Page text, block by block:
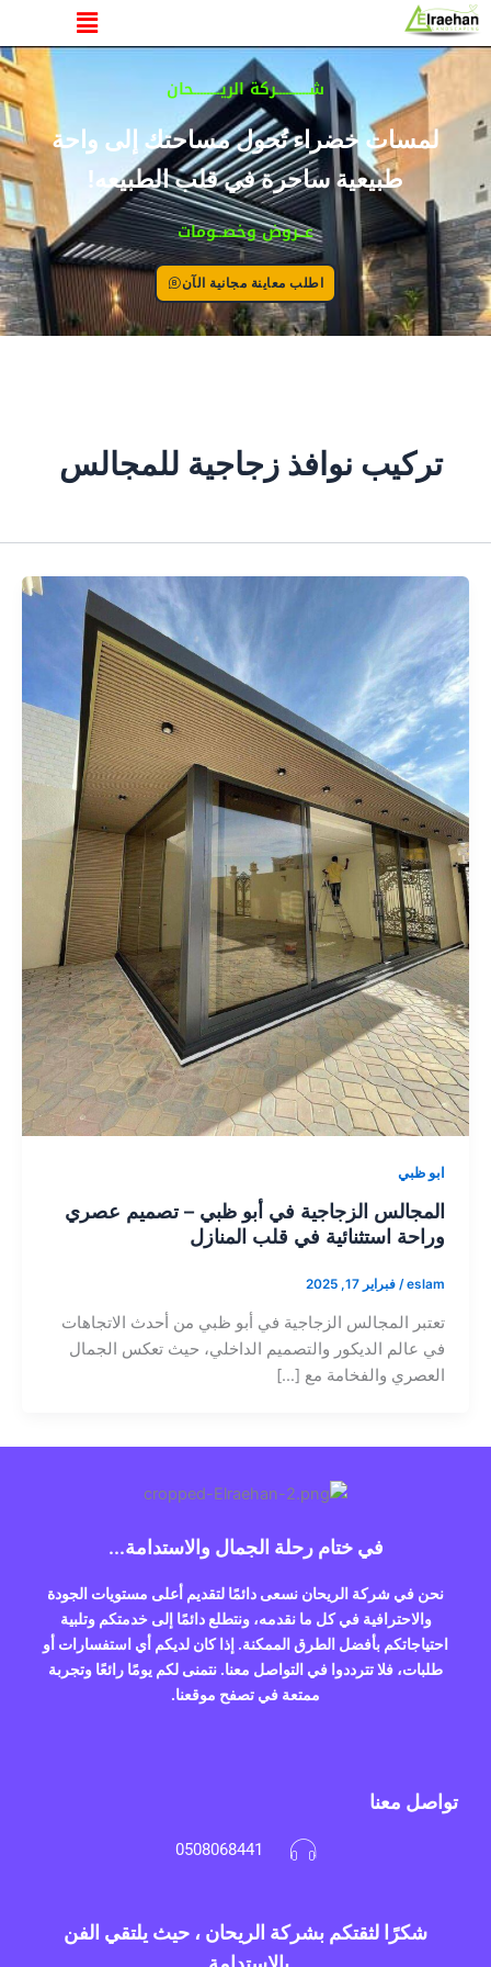
تخطي
إلى
المحتوى
القائمة
شــــــــــركة الريــــــــحان
لمسات خضراء تُحول مساحتك إلى واحة
طبيعية ساحرة في قلب الطبيعه!
عــروض وخصــومات
اطلب معاينة مجانية الآن
تركيب نوافذ زجاجية للمجالس
ابو ظبي
المجالس الزجاجية في أبو ظبي – تصميم عصري
وراحة استثنائية في قلب المنازل
eslam
/ فبراير 17, 2025
تعتبر المجالس الزجاجية في أبو ظبي من أحدث الاتجاهات
في عالم الديكور والتصميم الداخلي، حيث تعكس الجمال
العصري والفخامة مع […]
في ختام رحلة الجمال والاستدامة...
نحن في شركة الريحان نسعى دائمًا لتقديم أعلى مستويات الجودة
والاحترافية في كل ما نقدمه، ونتطلع دائمًا إلى خدمتكم وتلبية
احتياجاتكم بأفضل الطرق الممكنة. إذا كان لديكم أي استفسارات أو
طلبات، فلا تترددوا في التواصل معنا. نتمنى لكم يومًا رائعًا وتجربة
ممتعة في تصفح موقعنا.
تواصل معنا
0508068441
شكرًا لثقتكم بشركة الريحان ، حيث يلتقي الفن